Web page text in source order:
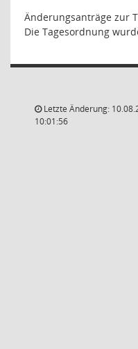
Änderungsanträge zur
Die Tagesordnung
Letzte Änderung:
10:01:56